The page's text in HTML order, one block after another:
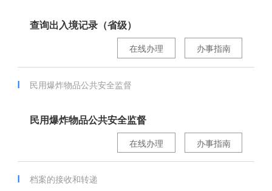
查询出入境记录（省级）
办事指南
在线办理
民用爆炸物品公共安全监督
民用爆炸物品公共安全监督
办事指南
在线办理
档案的接收和转递